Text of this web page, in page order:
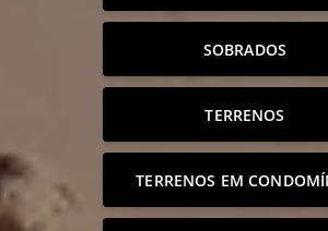
SOBRADOS
TERRENOS
TERRENOS EM